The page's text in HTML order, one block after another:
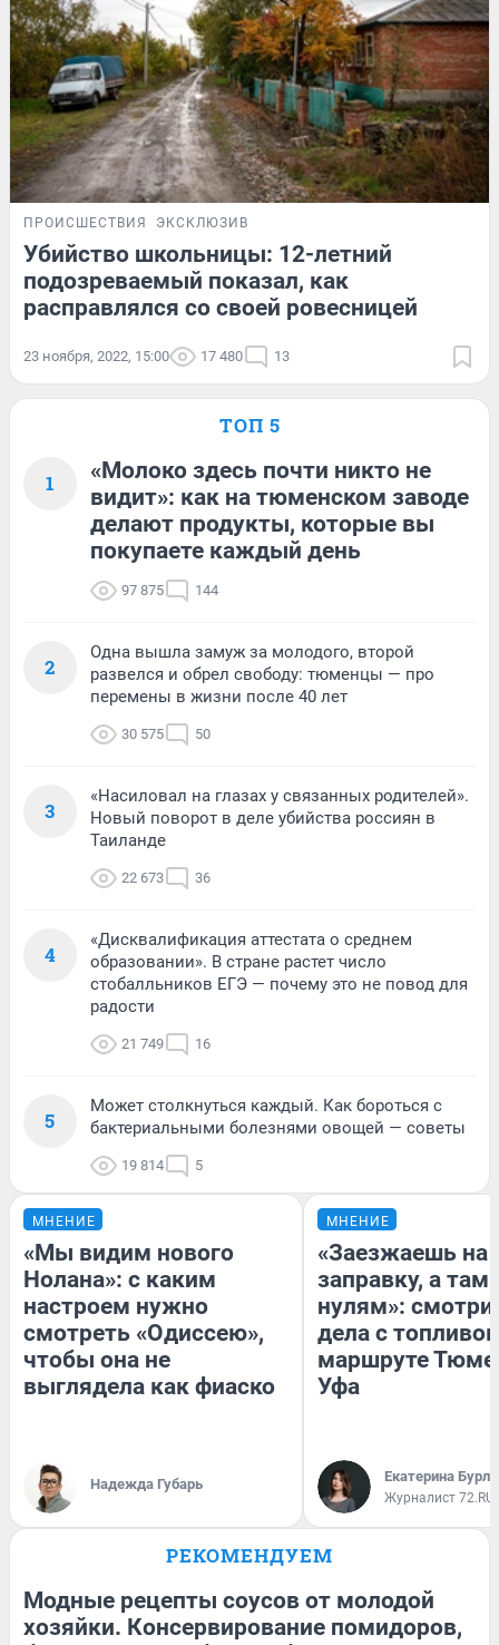
ПРОИСШЕСТВИЯ ЭКСКЛЮЗИВ
Убийство школьницы: 12-летний
подозреваемый показал, как
расправлялся со своей ровесницей
23 ноября, 2022, 15:00 17 480 13
ТОП 5
1
«Молоко здесь почти никто не
видит»: как на тюменском заводе
делают продукты, которые вы
покупаете каждый день
97 875 144
2
Одна вышла замуж за молодого, второй
развелся и обрел свободу: тюменцы — про
перемены в жизни после 40 лет
30 575 50
3
«Насиловал на глазах у связанных родителей».
Новый поворот в деле убийства россиян в
Таиланде
22 673 36
4
«Дисквалификация аттестата о среднем
образовании». В стране растет число
стобалльников ЕГЭ — почему это не повод для
радости
21 749 16
5
Может столкнуться каждый. Как бороться с
бактериальными болезнями овощей — советы
19 814 5
МНЕНИЕ
«Мы видим нового
Нолана»: с каким
настроем нужно
смотреть «Одиссею»,
чтобы она не
выглядела как фиаско
Надежда Губарь
МНЕНИЕ
«Заезжаешь на
заправку, а там
нулям»:
дела с
маршруте
Уфа
Екатерина
Журналист 72.RU
РЕКОМЕНДУЕМ
Модные рецепты соусов от молодой
хозяйки. Консервирование помидоров,